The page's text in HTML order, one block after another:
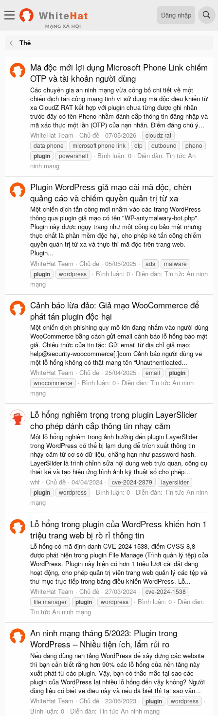
Đăng nhập
Thẻ
Mã độc mới lợi dụng Microsoft Phone Link chiếm
OTP và tài khoản người dùng
Các chuyên gia an ninh mạng vừa công bố chi tiết về một
chiến dịch tấn công mạng tinh vi sử dụng mã độc điều khiển từ
xa CloudZ RAT kết hợp với plugin chưa từng được ghi nhận
trước đây có tên Pheno nhằm đánh cắp thông tin đăng nhập và
mã xác thực một lần (OTP) của nạn nhân. Điểm đáng chú ý...
WhiteHat Team
Chủ đề 07/05/2026
cloudz rat
data phone
microsoft phone link otp outbound pheno
plugin powershell Bình luận: 0 Diễn đàn: Tin tức An
ninh mạng
Plugin WordPress giả mạo cài mã độc, chèn
quảng cáo và chiếm quyền quản trị từ xa
Một chiến dịch tấn công mới nhắm vào các trang WordPress
thông qua plugin giả mạo có tên "WP-antymalwary-bot.php".
Plugin này được ngụy trang như một công cụ bảo mật nhưng
thực chất là phần mềm độc hại, cho phép kẻ tấn công chiếm
quyền quản trị từ xa và thực thi mã độc trên trang web.
Plugin...
WhiteHat Team
Chủ đề 05/05/2025 ads malware
plugin wordpress Bình luận: 0 Diễn đàn: Tin tức An ninh
mạng
Cảnh báo lừa đảo: Giả mạo WooCommerce để
phát tán plugin độc hại
Một chiến dịch phishing quy mô lớn đang nhắm vào người dùng
WooCommerce bằng cách gửi email cảnh báo lỗ hổng bảo mật
giả. Chiêu thức của tin tặc: Gửi email từ địa chỉ giả mạo:
help@security-woocommerce[.]com Cảnh báo người dùng về
một lỗ hổng không có thật mang tên “Unauthenticated...
WhiteHat Team
Chủ đề 25/04/2025 email plugin
woocommerce Bình luận: 0 Diễn đàn: Tin tức An ninh
mạng
Lỗ hổng nghiêm trọng trong plugin LayerSlider
cho phép đánh cắp thông tin nhạy cảm
Một lỗ hổng nghiêm trọng ảnh hưởng đến plugin LayerSlider
trong WordPress có thể bị lạm dụng để trích xuất thông tin
nhạy cảm từ cơ sở dữ liệu, chẳng hạn như password hash.
LayerSlider là trình chỉnh sửa nội dung web trực quan, công cụ
thiết kế và tạo hiệu ứng hình ảnh kỹ thuật số cho phép...
whf
Chủ đề 04/04/2024 cve-2024-2879 layerslider
plugin wordpress Bình luận: 0 Diễn đàn: Tin tức An ninh
mạng
Lỗ hổng trong plugin của WordPress khiến hơn 1
triệu trang web bị rò rỉ thông tin
Lỗ hổng có mã định danh CVE-2024-1538, điểm CVSS 8,8
được phát hiện trong plugin File Manage (Trình quản lý tệp) của
WordPress. Plugin này hiện có hơn 1 triệu lượt cài đặt đang
hoạt động, cho phép quản trị viên trang web quản lý các tệp và
thư mục trực tiếp trong bảng điều khiển WordPress. Lỗ...
WhiteHat Team
Chủ đề 27/03/2024
cve-2024-1538
file manager
plugin wordpress Bình luận: 0
Diễn đàn:
Tin tức An ninh mạng
An ninh mạng tháng 5/2023: Plugin trong
WordPress – Nhiều tiện ích, lắm rủi ro
Nếu đang dùng nền tảng WordPress để xây dựng các website
thì bạn cần biết rằng hơn 90% các lỗ hổng của nền tảng này
xuất phát từ các plugin. Vậy, bạn có thắc mắc tại sao các
plugin của WordPress lại nhiều lỗ hổng đến vậy không? Người
dùng liệu có biết về điều này và nếu đã biết thì tại sao vẫn...
WhiteHat Team
Chủ đề 23/06/2023 plugin wordpress
Bình luận: 0 Diễn đàn: Tin tức An ninh mạng